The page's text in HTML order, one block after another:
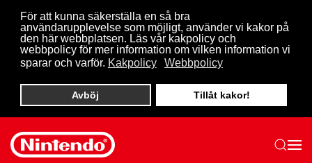
För att kunna säkerställa en så bra
användarupplevelse som möjligt, använder vi kakor på
den här webbplatsen. Läs vår kakpolicy och
webbpolicy för mer information om vilken information vi
sparar och varför. Kakpolicy Webbpolicy
Avböj Tillåt kakor!
Skip to main content